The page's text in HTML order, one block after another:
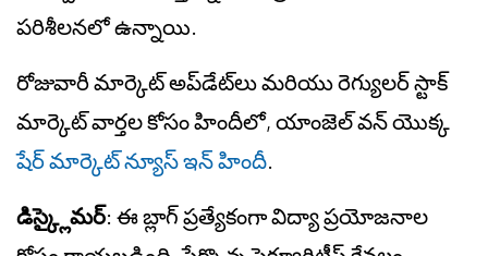
పరిశీలనలో ఉన్నాయి.
రోజువారీ మార్కెట్ అప్‌డేట్‌లు మరియు రెగ్యులర్ స్టాక్
మార్కెట్ వార్తల కోసం హిందీలో, యాంజెల్ వన్ యొక్క
షేర్ మార్కెట్ న్యూస్ ఇన్ హిందీ.
డిస్క్లైమర్: ఈ బ్లాగ్ ప్రత్యేకంగా విద్యా ప్రయోజనాల